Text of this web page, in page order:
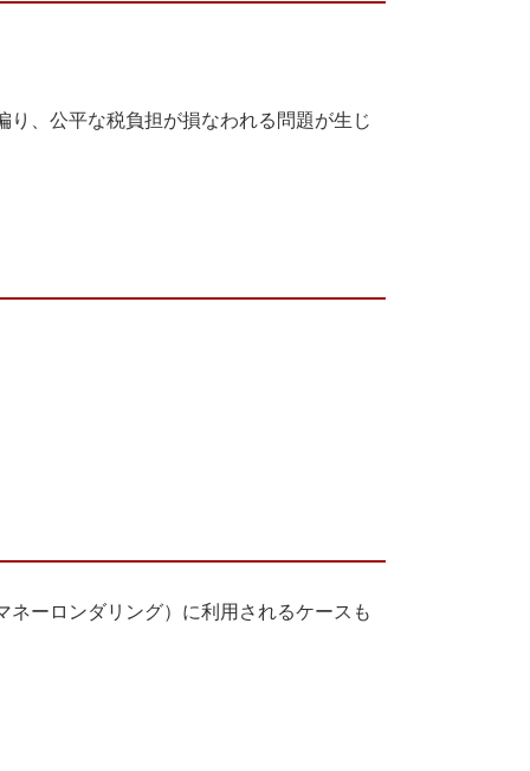
、公平な税負担が損なわれる問題が生じ
ーロンダリング）に利用されるケースも